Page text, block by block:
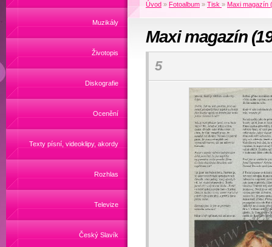
Muzikály
Životopis
Diskografie
Ocenění
Texty písní, videoklipy, akordy
Rozhlas
Televize
Český Slavík
Úvod » Fotoalbum » Tisk » Maxi magazín
Maxi magazín
5